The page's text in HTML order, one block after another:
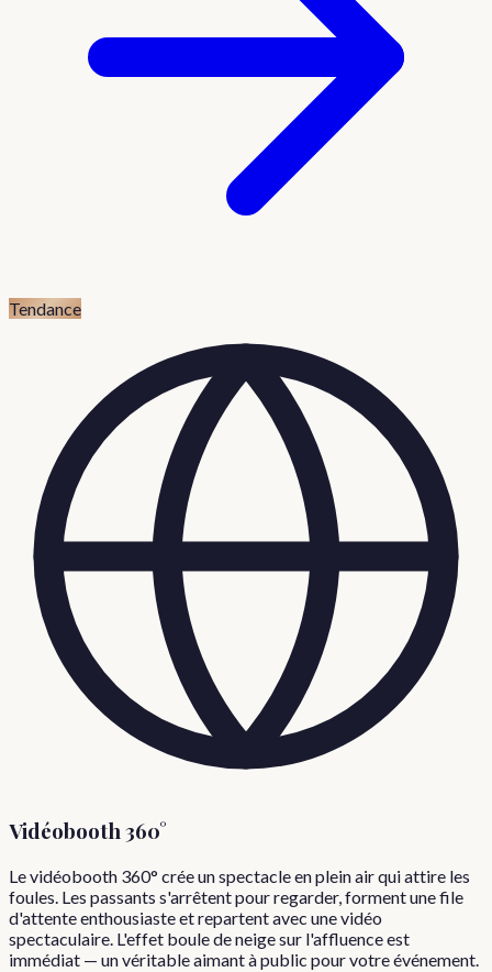
Tendance
Vidéobooth 360°
Le vidéobooth 360° crée un spectacle en plein air qui attire les
foules. Les passants s'arrêtent pour regarder, forment une file
d'attente enthousiaste et repartent avec une vidéo
spectaculaire. L'effet boule de neige sur l'affluence est
immédiat — un véritable aimant à public pour votre événement.